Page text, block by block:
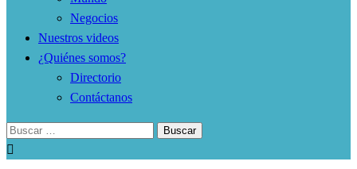
Negocios
Nuestros videos
¿Quiénes somos?
Directorio
Contáctanos
Buscar: